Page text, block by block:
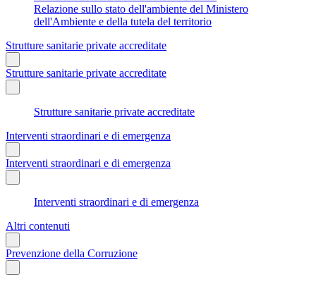
Relazione sullo stato dell'ambiente del Ministero
dell'Ambiente e della tutela del territorio
Strutture sanitarie private accreditate
Strutture sanitarie private accreditate
Strutture sanitarie private accreditate
Interventi straordinari e di emergenza
Interventi straordinari e di emergenza
Interventi straordinari e di emergenza
Altri contenuti
Prevenzione della Corruzione